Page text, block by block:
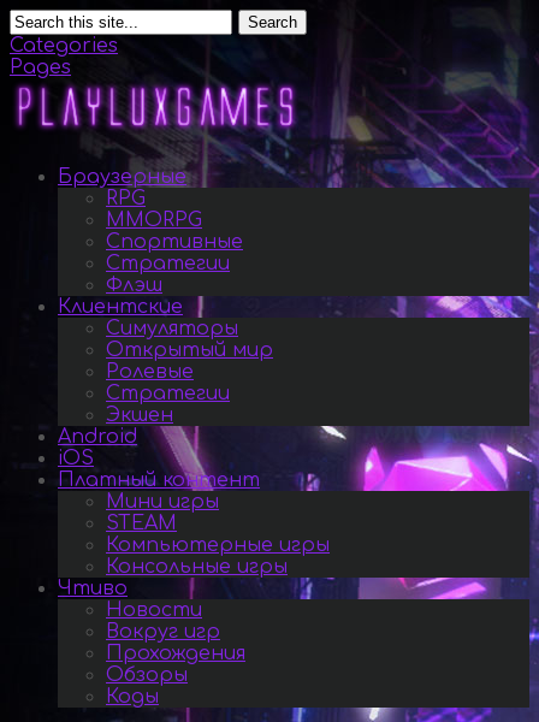
Search
Categories
Pages
Браузерные
RPG
MMORPG
Спортивные
Стратегии
Флэш
Клиентские
Симуляторы
Открытый мир
Ролевые
Стратегии
Экшен
Android
iOS
Платный контент
Мини игры
STEAM
Компьютерные игры
Консольные игры
Чтиво
Новости
Вокруг игр
Прохождения
Обзоры
Коды